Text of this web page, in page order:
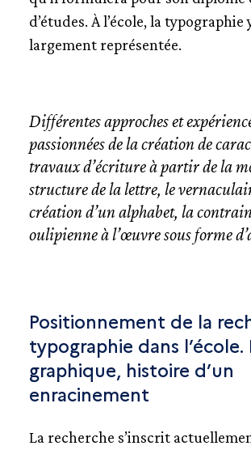
d’études. À l’école, la typographie
largement représentée.
Différentes approches et
passionnées de la création de
travaux d’écriture à partir de la
structure de la lettre, le
création d’un alphabet, la
oulipienne à l’œuvre sous forme
Positionnement de la
typographie dans l’école.
graphique, histoire d’un
enracinement
La recherche s’inscrit